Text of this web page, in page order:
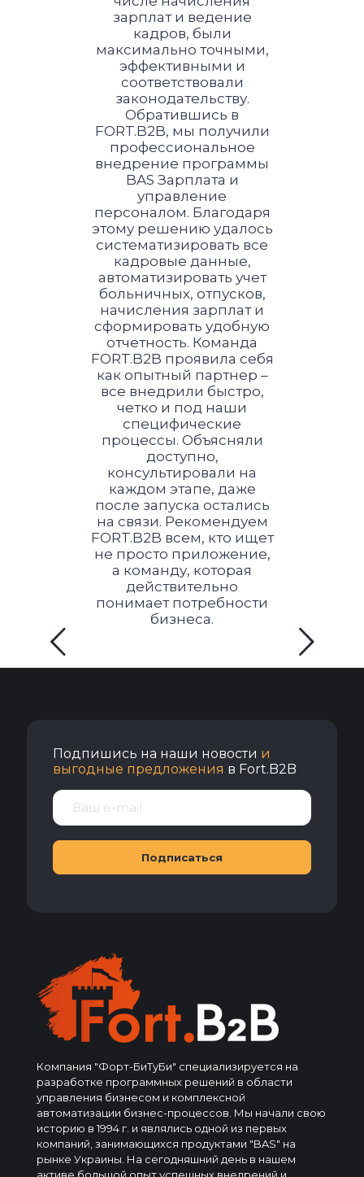
зарплат и ведение
кадров, были
максимально точными,
эффективными и
соответствовали
законодательству.
Обратившись в
FORT.B2B, мы получили
профессиональное
внедрение программы
BAS Зарплата и
управление
персоналом. Благодаря
этому решению удалось
систематизировать все
кадровые данные,
автоматизировать учет
больничных, отпусков,
начисления зарплат и
сформировать удобную
отчетность. Команда
FORT.B2B проявила себя
как опытный партнер –
все внедрили быстро,
четко и под наши
специфические
процессы. Объясняли
доступно,
консультировали на
каждом этапе, даже
после запуска остались
на связи. Рекомендуем
FORT.B2B всем, кто ищет
не просто приложение,
а команду, которая
действительно
понимает потребности
бизнеса.
Подпишись на наши новости и
выгодные предложения в Fort.B2B
Компания "Форт-БиТуБи" специализируется на
разработке программных решений в области
управления бизнесом и комплексной
автоматизации бизнес-процессов. Мы начали свою
историю в 1994 г. и являлись одной из первых
компаний, занимающихся продуктами "BAS" на
рынке Украины. На сегодняшний день в нашем